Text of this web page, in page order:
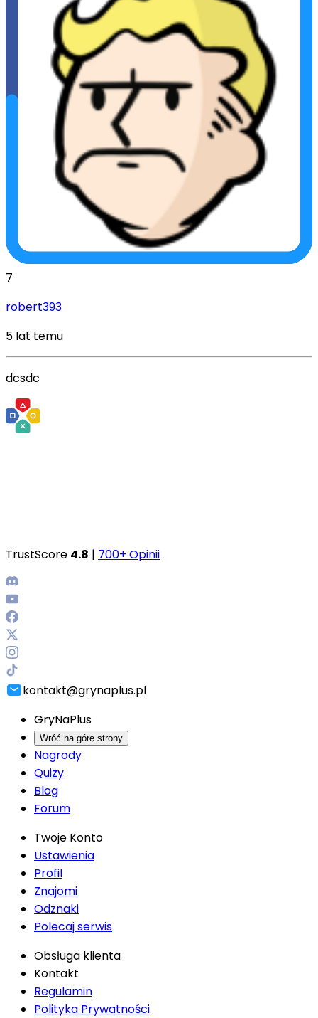
7
robert393
5 lat temu
dcsdc
TrustScore 4.8 | 700+ Opinii
kontakt@grynaplus.pl
GryNaPlus
Wróć na górę strony
Nagrody
Quizy
Blog
Forum
Twoje Konto
Ustawienia
Profil
Znajomi
Odznaki
Polecaj serwis
Obsługa klienta
Kontakt
Regulamin
Polityka Prywatności